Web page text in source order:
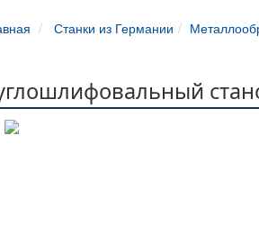
Станки из Германии